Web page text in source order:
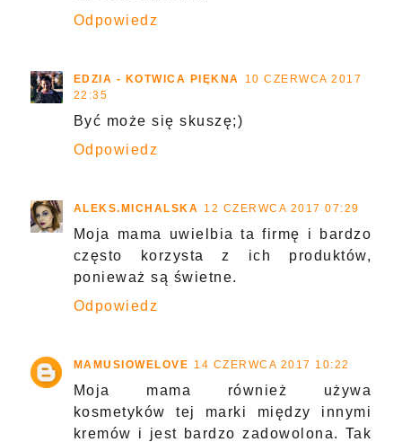
Odpowiedz
EDZIA - KOTWICA PIĘKNA
10 CZERWCA 2017
22:35
Być może się skuszę;)
Odpowiedz
ALEKS.MICHALSKA 12 CZERWCA 2017 07:29
Moja mama uwielbia ta firmę i bardzo
często korzysta z ich produktów,
ponieważ są świetne.
Odpowiedz
MAMUSIOWELOVE 14 CZERWCA 2017 10:22
Moja mama również używa
kosmetyków tej marki między innymi
kremów i jest bardzo zadowolona. Tak